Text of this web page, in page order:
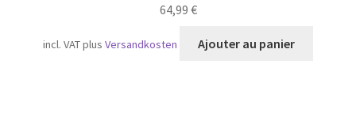
64,99 €
incl. VATplusVersandkosten Ajouter au panier